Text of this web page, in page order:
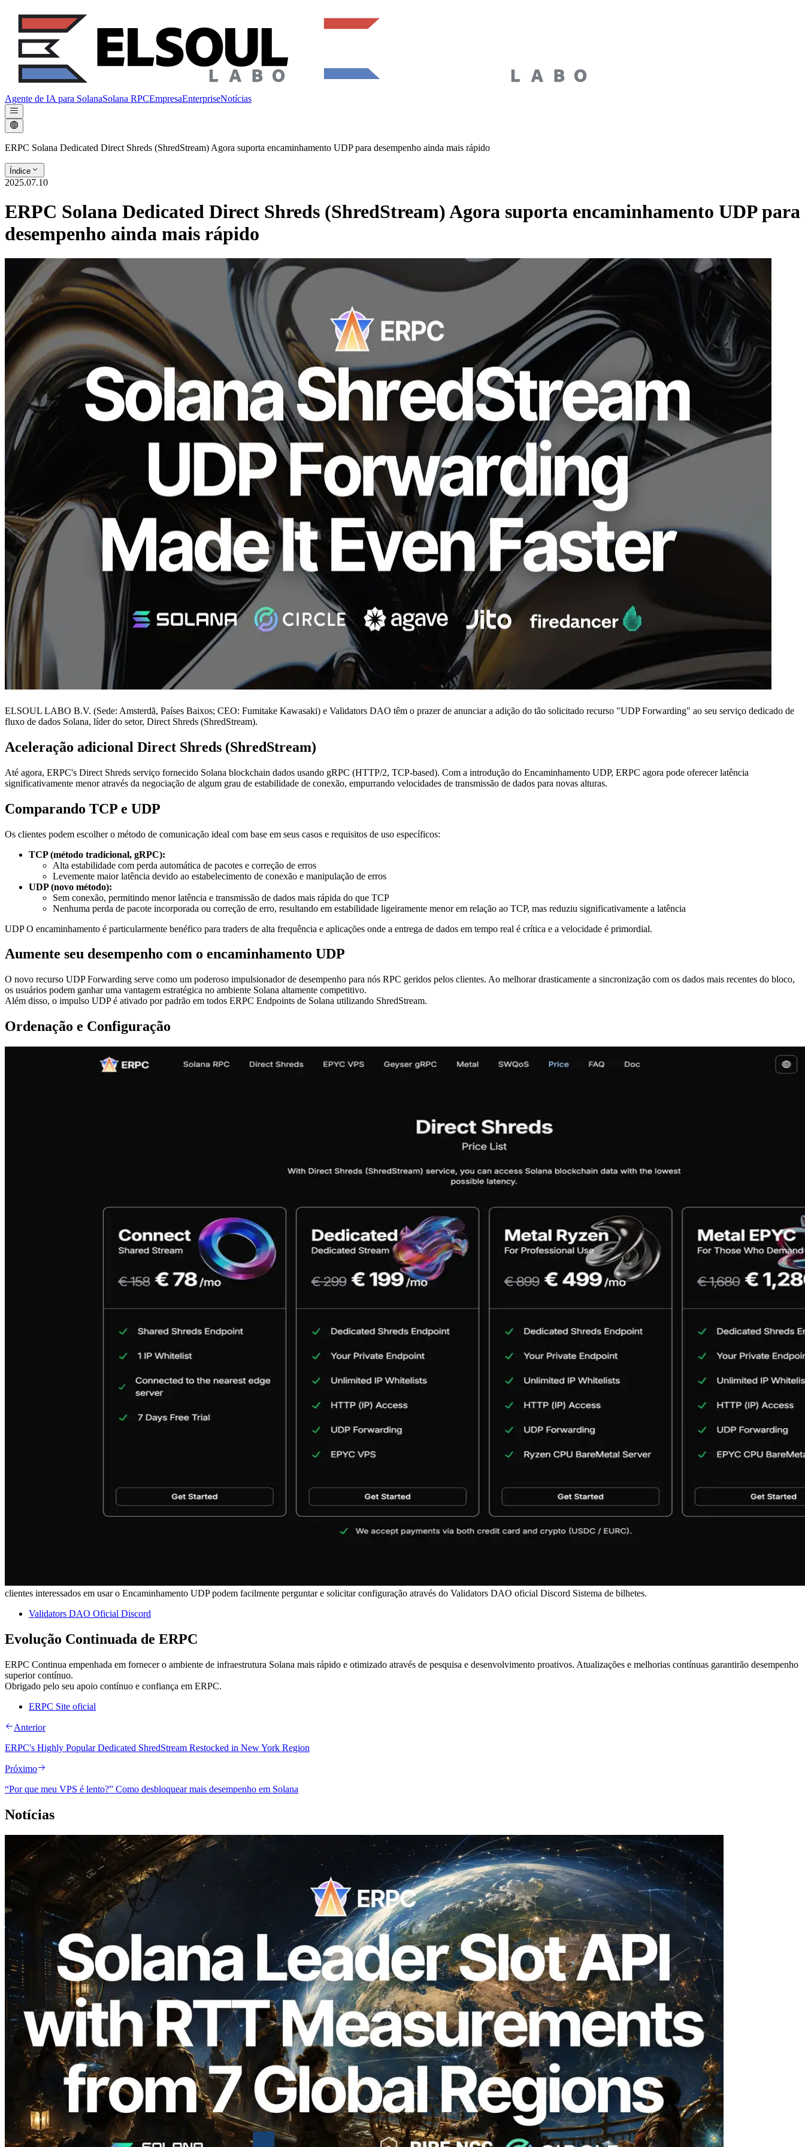
Agente de IA para SolanaSolana RPCEmpresaEnterpriseNotícias
ERPC Solana Dedicated Direct Shreds (ShredStream) Agora suporta encaminhamento UDP para desempenho ainda mais rápido
Índice
2025.07.10
ERPC Solana Dedicated Direct Shreds (ShredStream) Agora suporta encaminhamento UDP para
desempenho ainda mais rápido
ELSOUL LABO B.V. (Sede: Amsterdã, Países Baixos; CEO: Fumitake Kawasaki) e Validators DAO têm o prazer de anunciar a adição do tão solicitado recurso "UDP Forwarding" ao seu serviço dedicado de
fluxo de dados Solana, líder do setor, Direct Shreds (ShredStream).
Aceleração adicional Direct Shreds (ShredStream)
Até agora, ERPC's Direct Shreds serviço fornecido Solana blockchain dados usando gRPC (HTTP/2, TCP-based). Com a introdução do Encaminhamento UDP, ERPC agora pode oferecer latência
significativamente menor através da negociação de algum grau de estabilidade de conexão, empurrando velocidades de transmissão de dados para novas alturas.
Comparando TCP e UDP
Os clientes podem escolher o método de comunicação ideal com base em seus casos e requisitos de uso específicos:
TCP (método tradicional, gRPC):
Alta estabilidade com perda automática de pacotes e correção de erros
Levemente maior latência devido ao estabelecimento de conexão e manipulação de erros
UDP (novo método):
Sem conexão, permitindo menor latência e transmissão de dados mais rápida do que TCP
Nenhuma perda de pacote incorporada ou correção de erro, resultando em estabilidade ligeiramente menor em relação ao TCP, mas reduziu significativamente a latência
UDP O encaminhamento é particularmente benéfico para traders de alta frequência e aplicações onde a entrega de dados em tempo real é crítica e a velocidade é primordial.
Aumente seu desempenho com o encaminhamento UDP
O novo recurso UDP Forwarding serve como um poderoso impulsionador de desempenho para nós RPC geridos pelos clientes. Ao melhorar drasticamente a sincronização com os dados mais recentes do bloco,
os usuários podem ganhar uma vantagem estratégica no ambiente Solana altamente competitivo.
Além disso, o impulso UDP é ativado por padrão em todos ERPC Endpoints de Solana utilizando ShredStream.
Ordenação e Configuração
clientes interessados em usar o Encaminhamento UDP podem facilmente perguntar e solicitar configuração através do Validators DAO oficial Discord Sistema de bilhetes.
Validators DAO Oficial Discord
Evolução Continuada de ERPC
ERPC Continua empenhada em fornecer o ambiente de infraestrutura Solana mais rápido e otimizado através de pesquisa e desenvolvimento proativos. Atualizações e melhorias contínuas garantirão desempenho
superior contínuo.
Obrigado pelo seu apoio contínuo e confiança em ERPC.
ERPC Site oficial
Anterior
ERPC's Highly Popular Dedicated ShredStream Restocked in New York Region
Próximo
“Por que meu VPS é lento?” Como desbloquear mais desempenho em Solana
Notícias